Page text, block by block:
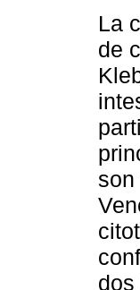
La
de